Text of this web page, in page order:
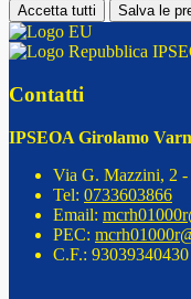
Accetta tutti Salva le
Contatti
IPSEOA Girolamo
Via G. Mazzini, 2
Tel: 0733603866
Email:
PEC:
C.F.: 93039340430